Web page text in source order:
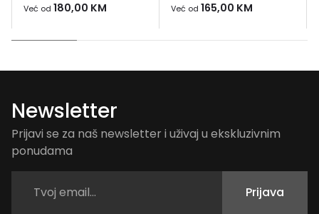
Već od 180,00 KM Već od 165,00 KM
Newsletter
Prijavi se za naš newsletter i uživaj u ekskluzivnim
ponudama
Prijava